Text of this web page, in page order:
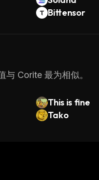
Bittensor
Corite 最为相似。
This is fine
Tako